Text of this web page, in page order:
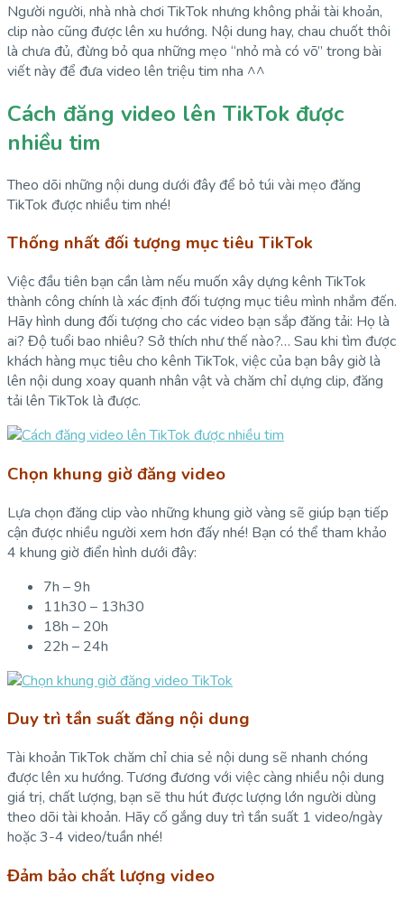
Người người, nhà nhà chơi TikTok nhưng không phải tài khoản,
clip nào cũng được lên xu hướng. Nội dung hay, chau chuốt thôi
là chưa đủ, đừng bỏ qua những mẹo “nhỏ mà có võ” trong bài
viết này để đưa video lên triệu tim nha ^^
Cách đăng video lên TikTok được
nhiều tim
Theo dõi những nội dung dưới đây để bỏ túi vài mẹo đăng
TikTok được nhiều tim nhé!
Thống nhất đối tượng mục tiêu TikTok
Việc đầu tiên bạn cần làm nếu muốn xây dựng kênh TikTok
thành công chính là xác định đối tượng mục tiêu mình nhắm đến.
Hãy hình dung đối tượng cho các video bạn sắp đăng tải: Họ là
ai? Độ tuổi bao nhiêu? Sở thích như thế nào?… Sau khi tìm được
khách hàng mục tiêu cho kênh TikTok, việc của bạn bây giờ là
lên nội dung xoay quanh nhân vật và chăm chỉ dựng clip, đăng
tải lên TikTok là được.
Chọn khung giờ đăng video
Lựa chọn đăng clip vào những khung giờ vàng sẽ giúp bạn tiếp
cận được nhiều người xem hơn đấy nhé! Bạn có thể tham khảo
4 khung giờ điển hình dưới đây:
7h – 9h
11h30 – 13h30
18h – 20h
22h – 24h
Duy trì tần suất đăng nội dung
Tài khoản TikTok chăm chỉ chia sẻ nội dung sẽ nhanh chóng
được lên xu hướng. Tương đương với việc càng nhiều nội dung
giá trị, chất lượng, bạn sẽ thu hút được lượng lớn người dùng
theo dõi tài khoản. Hãy cố gắng duy trì tần suất 1 video/ngày
hoặc 3-4 video/tuần nhé!
Đảm bảo chất lượng video